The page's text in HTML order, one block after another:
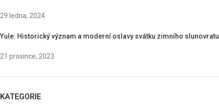
29 ledna, 2024
Yule: Historický význam a moderní oslavy svátku zimního slunovratu
21 prosince, 2023
KATEGORIE